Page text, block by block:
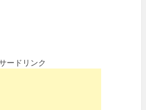
ードリンク